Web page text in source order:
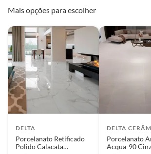
Mais opções para escolher
DELTA
Porcelanato Retificado
Polido Calacata
DELTA
Porcelanato
Acqua-90